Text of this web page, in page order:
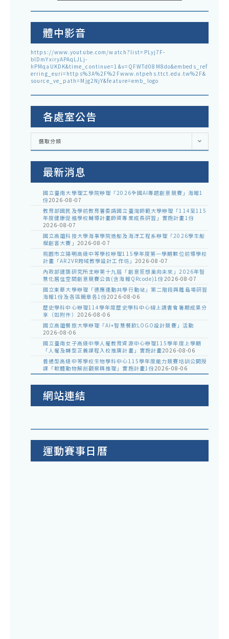
體中影音
https://www.youtube.com/watch?list=PLyj7F-
blDmYxiryAPAqLJLj-
hPMqaUKDK&time_continue=1&v=QFWTd08M8do&embeds_ref
erring_euri=https%3A%2F%2Fwww.ntpehs.ttct.edu.tw%2F&
source_ve_path=Mjg2NjY&feature=emb_logo
各處室公告
各
室
告
選取分類
最新消息
國立臺南大學理工學院辦理「2026全國AI專題創意競賽」海報1
份2026-08-07
教育部國民及學前教育署委請國立臺灣師範大學辦理「114至115
年度健康促進學校輔導計畫師資專業成長研習」實施計畫1份
2026-08-07
國立高雄科技大學海事學院造船及海洋工程系辦理「2026學生船
模創客大賽」 2026-08-07
桃園市立陽明高級中等學校辦理115學年度第一學期數位前導學校
計畫「AR2VR跨域教學設計工作坊」 2026-08-07
內政部建築研究所主辦第十九屆「創意狂想巢向未來」2026年智
慧化居住空間創意競賽公告(含海報QRcode)1份2026-08-07
國立東華大學辦理「適應運動共學行動站」第二階段與離島場研習
海報1份及各區簡章各1份2026-08-06
歷史學科中心辦理114學年度歷史學科中心線上讀書會暑期成果分
享（如附件） 2026-08-06
國立高雄餐旅大學辦理「AI+智慧餐飲LOGO設計競賽」活動
2026-08-06
國立臺南女子高級中學人權教育資源中心辦理115學年度上學期
「人權及轉型正義課程入校推廣計畫」實施計畫2026-08-06
普通型高級中等學校生物學科中心115學年度能力競賽培訓公開授
課「軟體動物解剖觀察與推理」實施計畫1份2026-08-06
網站連結
運動賽事日曆